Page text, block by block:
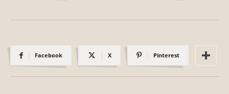
Facebook X Pinterest